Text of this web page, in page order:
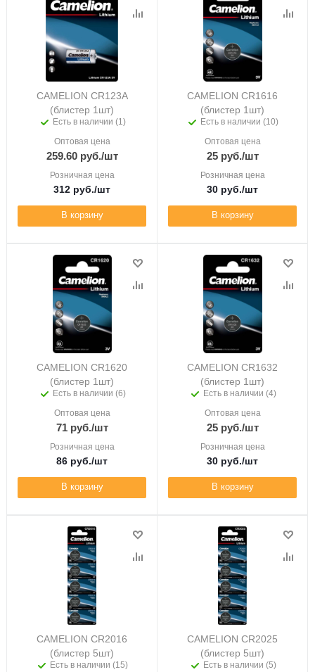
CAMELION CR123A
(блистер 1шт)
Есть в наличии (1)
Оптовая цена
259.60руб./шт
Розничная цена
312 руб./шт
В корзину
CAMELION CR1616
(блистер 1шт)
Есть в наличии (10)
Оптовая цена
25руб./шт
Розничная цена
30 руб./шт
В корзину
CAMELION CR1620
(блистер 1шт)
Есть в наличии (6)
Оптовая цена
71руб./шт
Розничная цена
86 руб./шт
В корзину
CAMELION CR1632
(блистер 1шт)
Есть в наличии (4)
Оптовая цена
25руб./шт
Розничная цена
30 руб./шт
В корзину
CAMELION CR2016
(блистер 5шт)
Есть в наличии (15)
CAMELION CR2025
(блистер 5шт)
Есть в наличии (5)